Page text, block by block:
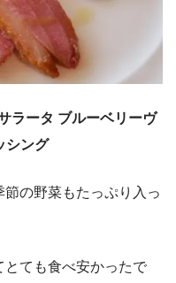
ラータ ブルーベリーヴ
シング
の野菜もたっぷり入っ
とても食べ安かったで